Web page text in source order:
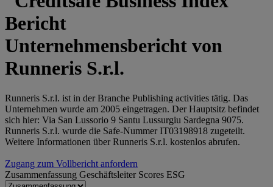
Unternehmensbericht von
Runneris S.r.l.
Runneris S.r.l. ist in der Branche Publishing activities tätig. Das
Unternehmen wurde am 2005 eingetragen. Der Hauptsitz befindet
sich hier: Via San Lussorio 9 Santu Lussurgiu Sardegna 9075.
Runneris S.r.l. wurde die Safe-Nummer IT03198918 zugeteilt.
Weitere Informationen über Runneris S.r.l. kostenlos abrufen.
Zugang zum Vollbericht anfordern
Zusammenfassung Geschäftsleiter Scores ESG